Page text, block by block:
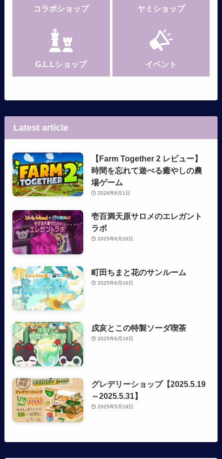
コラボショップ ヤミショップ
G.L.Lショップ イベント
Latest article
【Farm Together 2 レビュー】
時間を忘れて遊べる癒やしの農
場ゲーム
2026年6月1日
壱百満天原サロメのエレガント
ラボ
2025年6月16日
町田ちまと花のサンルーム
2025年6月16日
戌亥とこの特製ソーダ喫茶
2025年6月16日
グレデリーショップ【2025.5.19
～2025.5.31】
2025年5月19日